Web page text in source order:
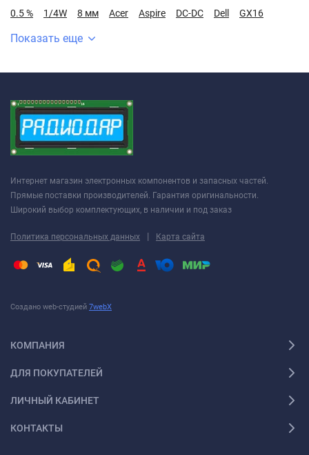
0.5 % 1/4W 8 мм Acer Aspire DC-DC Dell GX16
Показать еще
Интернет магазин электронных компонентов и запасных частей.
Прямые поставки производителей. Гарантия оригинальности.
Широкий выбор комплектующих, в наличии и под заказ
Политика персональных данных | Карта сайта
Создано web-студией 7webX
КОМПАНИЯ
ДЛЯ ПОКУПАТЕЛЕЙ
ЛИЧНЫЙ КАБИНЕТ
КОНТАКТЫ